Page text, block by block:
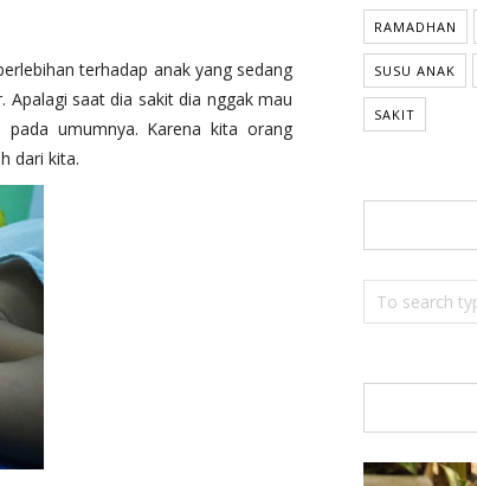
terhadap anak yang sedang
saat dia sakit dia nggak mau
umumnya. Karena kita orang
dari kita.
RAMADHAN
SUSU ANAK
SAKIT